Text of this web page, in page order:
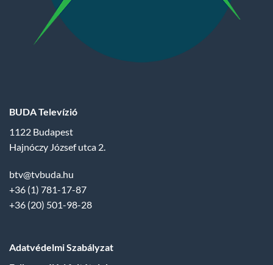
BUDA Televízió
1122 Budapest
Hajnóczy József utca 2.
btv@tvbuda.hu
+36 (1) 781-17-87
+36 (20) 501-98-28
Adatvédelmi Szabályzat